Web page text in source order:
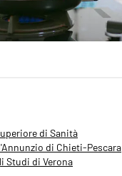
di Sanità
di Chieti-Pescara
Studi di Verona